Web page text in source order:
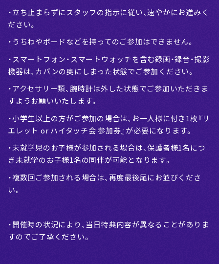
・立ち止まらずにスタッフの指示に従い、速やかにお進みく
ださい。
・うちわやボードなどを持ってのご参加はできません。
・スマートフォン・スマートウォッチを含む録画・録音・撮影
機器は、カバンの奥にしまった状態でご参加ください。
・アクセサリー類、腕時計は外した状態でご参加いただきま
すようお願いいたします。
・小学生以上の方がご参加の場合は、お一人様に付き1枚『リ
エレット or ハイタッチ会 参加券』が必要になります。
・未就学児のお子様が参加される場合は、保護者様1名につ
き未就学のお子様1名の同伴が可能となります。
・複数回ご参加される場合は、再度最後尾にお並びくださ
い。
・開催時の状況により、当日特典内容が異なることがありま
すのでご了承ください。